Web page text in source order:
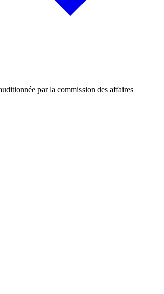
par la commission des affaires